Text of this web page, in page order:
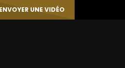
ENVOYER UNE VIDÉO